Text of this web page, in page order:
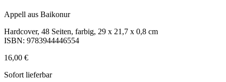
Appell aus Baikonur
Hardcover, 48 Seiten, farbig, 29 x 21,7 x 0,8 cm
ISBN: 9783944446554
16,00 €
Sofort lieferbar